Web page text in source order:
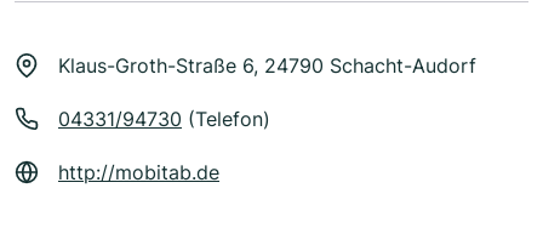
Klaus-Groth-Straße 6, 24790 Schacht-Audorf
04331/94730 (Telefon)
http://mobitab.de